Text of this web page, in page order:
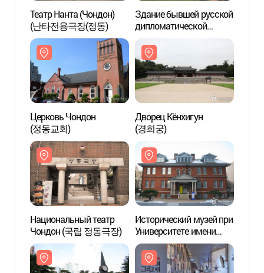
Театр Нанта (Чондон)
(난타전용극장(정동)
Здание бывшей русской
дипломатической
Церковь Чондон
(정동교회)
Дворец Кёнхигун
(경희궁)
Национальный театр
Чондон (국립 정동극장)
Исторический музей при
Университете имени
великого деятеля
Аппенцеллера
(배재학당역사박물관)